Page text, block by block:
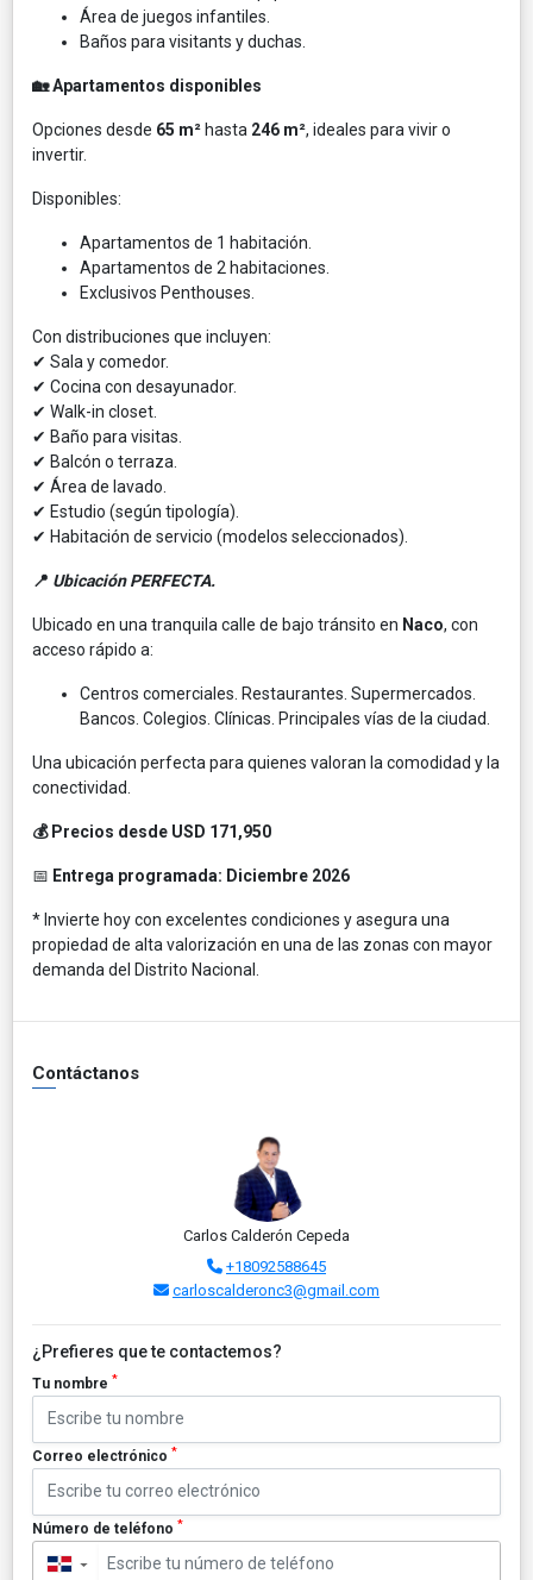
Área de juegos infantiles.
Baños para visitants y duchas.
🏡 Apartamentos disponibles
Opciones desde 65 m² hasta 246 m², ideales para vivir o
invertir.
Disponibles:
Apartamentos de 1 habitación.
Apartamentos de 2 habitaciones.
Exclusivos Penthouses.
Con distribuciones que incluyen:
✔ Sala y comedor.
✔ Cocina con desayunador.
✔ Walk-in closet.
✔ Baño para visitas.
✔ Balcón o terraza.
✔ Área de lavado.
✔ Estudio (según tipología).
✔ Habitación de servicio (modelos seleccionados).
📍 Ubicación PERFECTA.
Ubicado en una tranquila calle de bajo tránsito en Naco, con
acceso rápido a:
Centros comerciales. Restaurantes. Supermercados.
Bancos. Colegios. Clínicas. Principales vías de la ciudad.
Una ubicación perfecta para quienes valoran la comodidad y la
conectividad.
💰 Precios desde USD 171,950
📅 Entrega programada: Diciembre 2026
* Invierte hoy con excelentes condiciones y asegura una
propiedad de alta valorización en una de las zonas con mayor
demanda del Distrito Nacional.
Contáctanos
Carlos Calderón Cepeda
+18092588645
carloscalderonc3@gmail.com
¿Prefieres que te contactemos?
Tu nombre *
Correo electrónico *
Número de teléfono *
▼